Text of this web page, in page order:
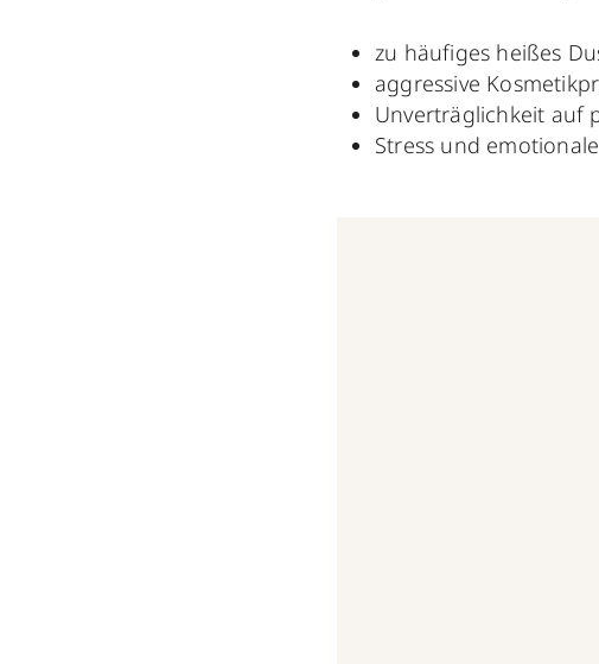
zu häufiges heißes
aggressive
Unverträglichkeit auf
Stress und